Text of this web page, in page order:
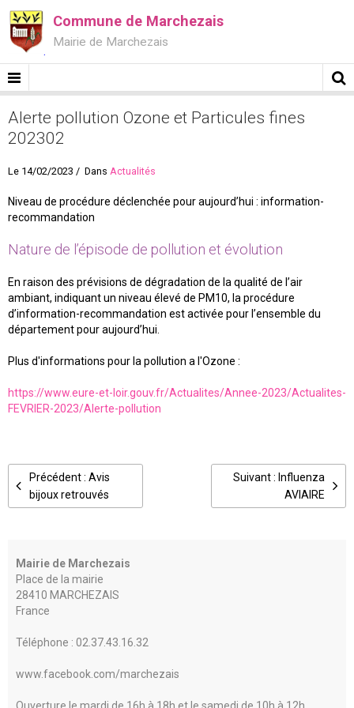
Commune de Marchezais
Mairie de Marchezais
Alerte pollution Ozone et Particules fines
202302
Le 14/02/2023 Dans Actualités
Niveau de procédure déclenchée pour aujourd’hui : information-
recommandation
Nature de l’épisode de pollution et évolution
En raison des prévisions de dégradation de la qualité de l’air
ambiant, indiquant un niveau élevé de PM10, la procédure
d’information-recommandation est activée pour l’ensemble du
département pour aujourd’hui.
Plus d'informations pour la pollution a l'Ozone :
https://www.eure-et-loir.gouv.fr/Actualites/Annee-2023/Actualites-
FEVRIER-2023/Alerte-pollution
Précédent : Avis
bijoux retrouvés
Suivant : Influenza
AVIAIRE
Mairie de Marchezais
Place de la mairie
28410 MARCHEZAIS
France
Téléphone : 02.37.43.16.32
www.facebook.com/marchezais